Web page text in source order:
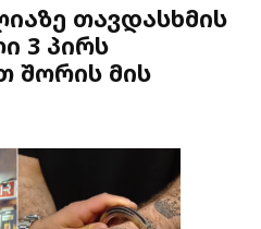
თავდასხმის
3 პირს
შორის მის